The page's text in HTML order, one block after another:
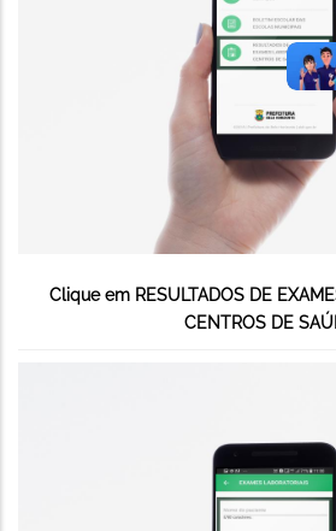
Clique em RESULTADOS DE
CENTROS DE